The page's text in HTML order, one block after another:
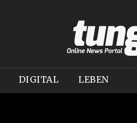
DIGITAL LEBEN